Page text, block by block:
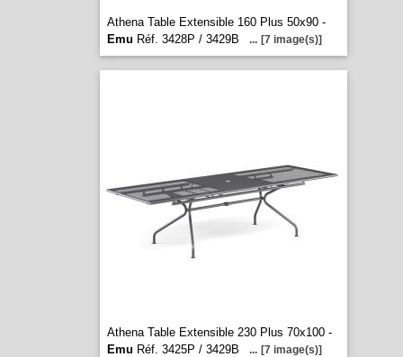
Athena Table Extensible 160 Plus 50x90 -
Emu Réf. 3428P / 3429B ... [7 image(s)]
Athena Table Extensible 230 Plus 70x100 -
Emu Réf. 3425P / 3429B ... [7 image(s)]